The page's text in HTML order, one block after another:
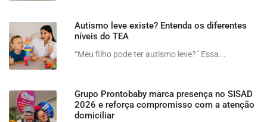
Autismo leve existe? Entenda os diferentes
níveis do TEA
“Meu filho pode ter autismo leve?” Essa...
Grupo Prontobaby marca presença no SISAD
2026 e reforça compromisso com a atenção
domiciliar